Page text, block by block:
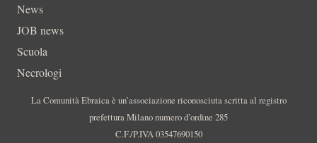
News
JOB news
Scuola
Necrologi
La Comunità Ebraica è un’associazione riconosciuta scritta al registro
prefettura Milano numero d’ordine 285
C.F./P.IVA 03547690150